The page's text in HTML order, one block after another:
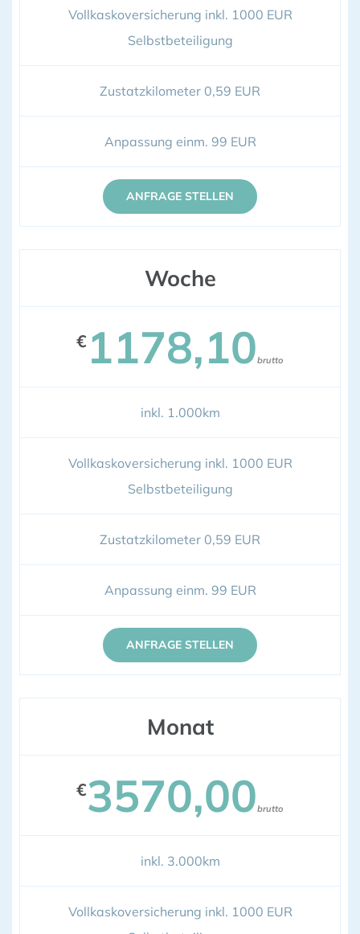
Vollkaskoversicherung inkl. 1000 EUR
Selbstbeteiligung
Zustatzkilometer 0,59 EUR
Anpassung einm. 99 EUR
ANFRAGE STELLEN
Woche
€ 1178,10brutto
inkl. 1.000km
Vollkaskoversicherung inkl. 1000 EUR
Selbstbeteiligung
Zustatzkilometer 0,59 EUR
Anpassung einm. 99 EUR
ANFRAGE STELLEN
Monat
€3570,00brutto
inkl. 3.000km
Vollkaskoversicherung inkl. 1000 EUR